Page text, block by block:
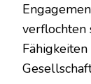
verflochten